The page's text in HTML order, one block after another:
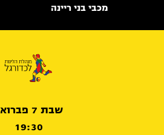
מכבי בני ריינה
שבת 7 פברואר
19:30